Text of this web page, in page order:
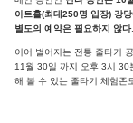
아트홀(최대250명 입장) 강
별도의 예약은 필요하지 않다.
이어 벌어지는 전통 줄타기
11월 30일 까지 오후 3시 30
해 볼 수 있는 줄타기 체험존